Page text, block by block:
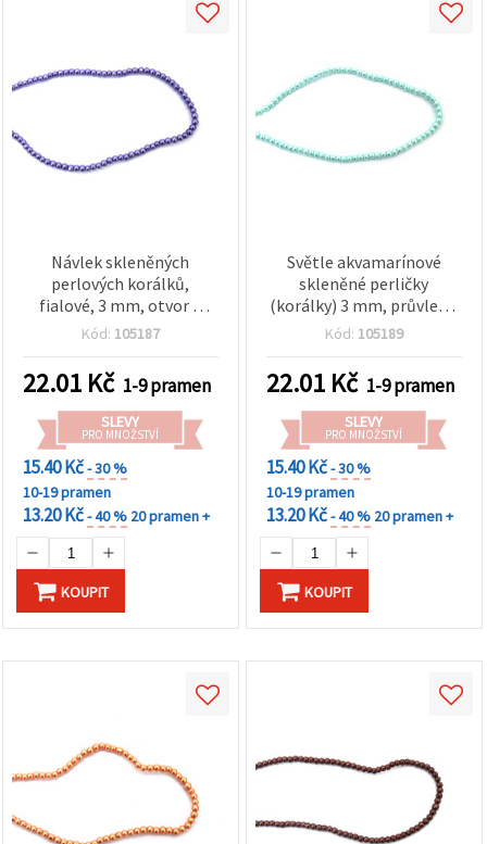
Návlek skleněných
perlových korálků,
fialové, 3 mm, otvor 1
mm, ±60 cm, cca 220 ks
Kód: 105187
22.01 Kč 1-9 pramen
SLEVY
PRO MNOŽSTVÍ
15.40 Kč- 30 %
10-19 pramen
13.20 Kč- 40 % 20 pramen +
KOUPIT
Světle akvamarínové
skleněné perličky
(korálky) 3 mm, průvlek 1
mm – návlek ±60 cm
šperky, doplňky a DIY
tvoření
Kód: 105189
22.01 Kč 1-9 pramen
SLEVY
PRO MNOŽSTVÍ
15.40 Kč- 30 %
10-19 pramen
13.20 Kč- 40 % 20 pramen +
KOUPIT